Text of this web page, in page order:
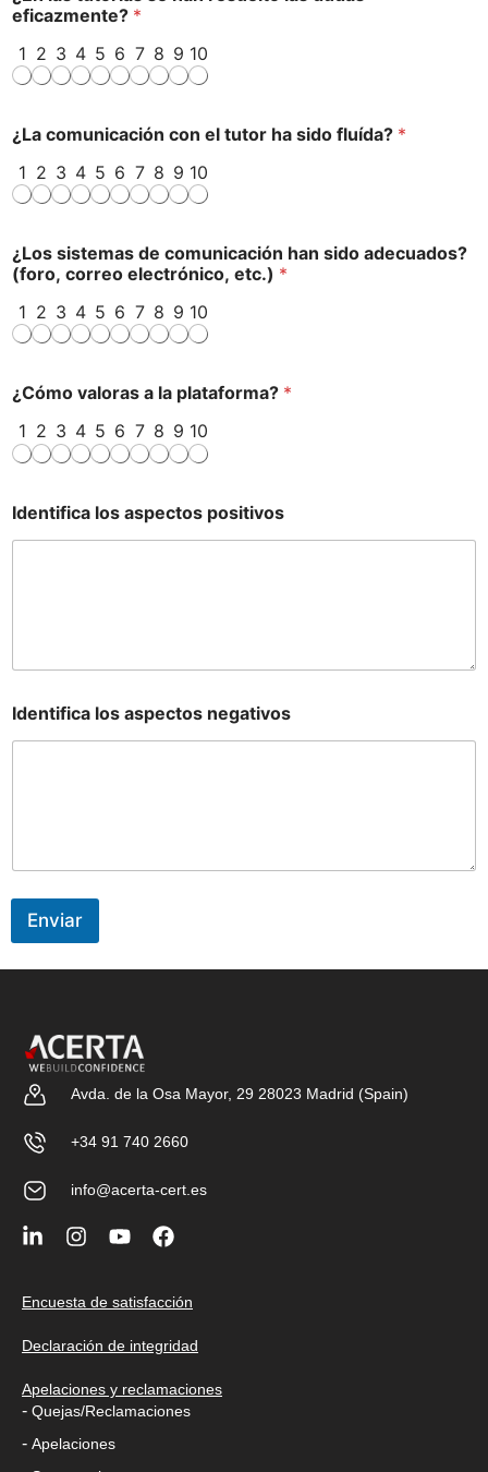
eficazmente? *
1 2 3 4 5 6 7 8 9 10
¿La comunicación con el tutor ha sido fluída? *
1 2 3 4 5 6 7 8 9 10
¿Los sistemas de comunicación han sido adecuados?
(foro, correo electrónico, etc.) *
1 2 3 4 5 6 7 8 9 10
¿Cómo valoras a la plataforma? *
1 2 3 4 5 6 7 8 9 10
Identifica los aspectos positivos
Identifica los aspectos negativos
Enviar
Avda. de la Osa Mayor, 29 28023 Madrid (Spain)
+34 91 740 2660
info@acerta-cert.es
Encuesta de satisfacción
Declaración de integridad
Apelaciones y reclamaciones
- Quejas/Reclamaciones
- Apelaciones